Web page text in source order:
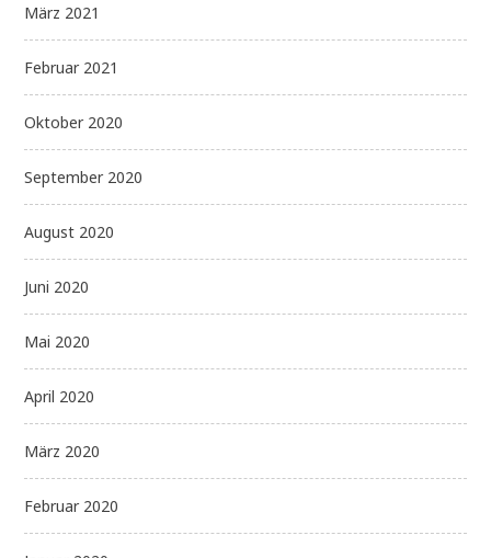
März 2021
Februar 2021
Oktober 2020
September 2020
August 2020
Juni 2020
Mai 2020
April 2020
März 2020
Februar 2020